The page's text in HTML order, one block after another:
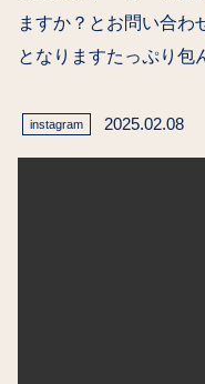
ますか？とお問い合わ
となりますたっぷり包
instagram 2025.02.08